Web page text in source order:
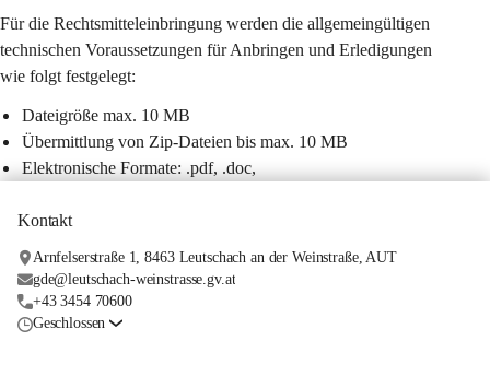
Für die Rechtsmitteleinbringung werden die allgemeingültigen
technischen Voraussetzungen für Anbringen und Erledigungen
wie folgt festgelegt:
Dateigröße max. 10 MB
Übermittlung von Zip-Dateien bis max. 10 MB
Elektronische Formate: .pdf, .doc,
Kontakt
Arnfelserstraße 1, 8463 Leutschach an der Weinstraße, AUT
gde@leutschach-weinstrasse.gv.at
+43 3454 70600
Geschlossen